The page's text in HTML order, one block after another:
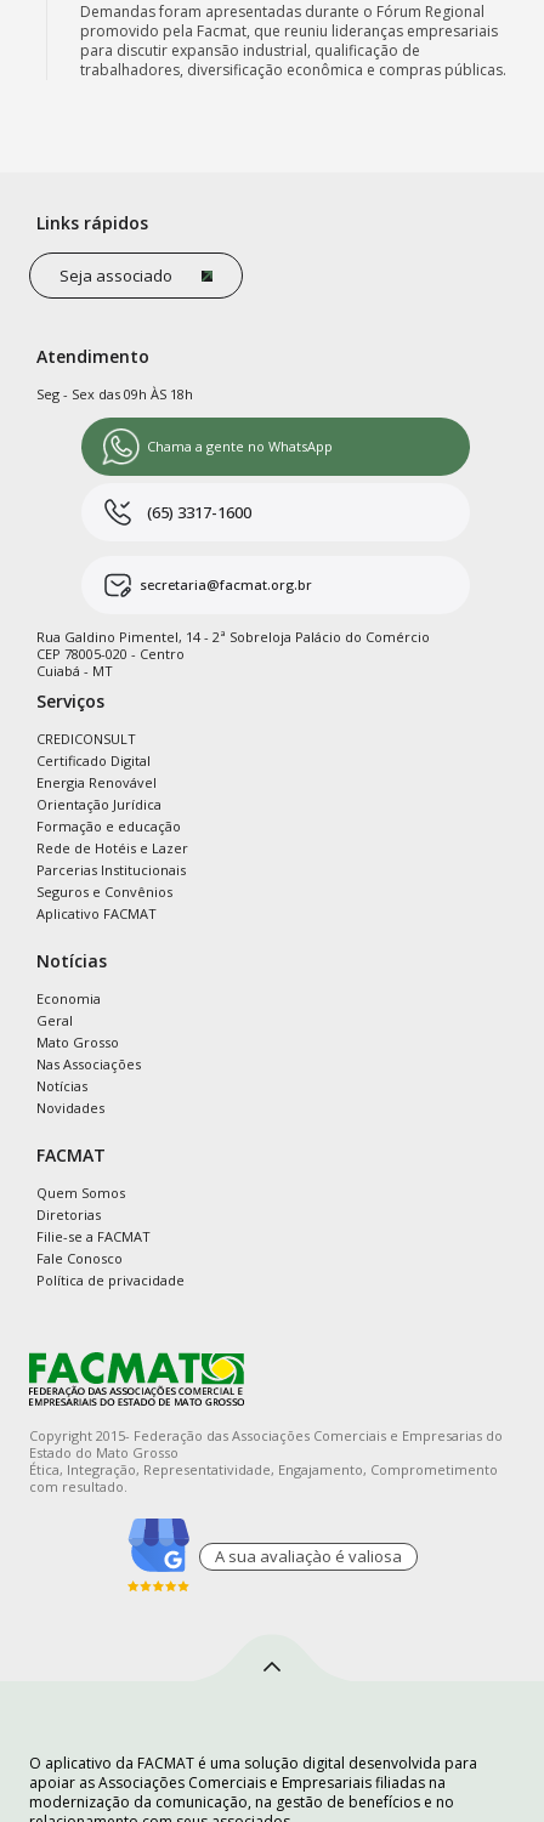
Demandas foram apresentadas durante o Fórum Regional
promovido pela Facmat, que reuniu lideranças empresariais
para discutir expansão industrial, qualificação de
trabalhadores, diversificação econômica e compras públicas.
Links rápidos
Seja associado
Atendimento
Seg - Sex das 09h ÀS 18h
Chama a gente no WhatsApp
(65) 3317-1600
secretaria@facmat.org.br
Rua Galdino Pimentel, 14 - 2ª Sobreloja Palácio do Comércio
CEP 78005-020 - Centro
Cuiabá - MT
Serviços
CREDICONSULT
Certificado Digital
Energia Renovável
Orientação Jurídica
Formação e educação
Rede de Hotéis e Lazer
Parcerias Institucionais
Seguros e Convênios
Aplicativo FACMAT
Notícias
Economia
Geral
Mato Grosso
Nas Associações
Notícias
Novidades
FACMAT
Quem Somos
Diretorias
Filie-se a FACMAT
Fale Conosco
Política de privacidade
Copyright 2015- Federação das Associações Comerciais e Empresarias do
Estado do Mato Grosso
Ética, Integração, Representatividade, Engajamento, Comprometimento
com resultado.
A sua avaliaçào é valiosa
O aplicativo da FACMAT é uma solução digital desenvolvida para
apoiar as Associações Comerciais e Empresariais filiadas na
modernização da comunicação, na gestão de benefícios e no